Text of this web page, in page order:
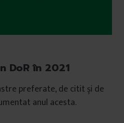
DoR în 2021
preferate, de citit și de
anul acesta.